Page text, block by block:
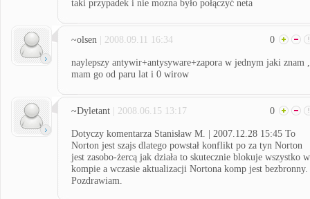
taki przypadek i nie mozna było połączyć neta
~olsen | 2008.09.11 16:34 0
naylepszy antywir+antysyware+zapora w jednym jaki znam ,
mam go od paru lat i 0 wirow
~Dyletant | 2008.06.15 13:17 0
Dotyczy komentarza Stanisław M. | 2007.12.28 15:45 To
Norton jest szajs dlatego powstał konflikt po za tyn Norton
jest zasobo-żercą jak działa to skutecznie blokuje wszystko w
kompie a wczasie aktualizacji Nortona komp jest bezbronny.
Pozdrawiam.